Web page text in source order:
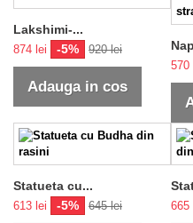
Lakshimi-...
874 lei -5% 920 lei
Adauga in cos
570
Statueta cu...
613 lei -5% 645 lei 665